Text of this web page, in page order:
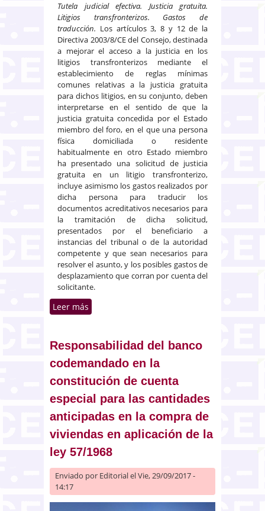
Tutela judicial efectiva. Justicia gratuita.
Litigios transfronterizos. Gastos de
traducción. Los artículos 3, 8 y 12 de la
Directiva 2003/8/CE del Consejo, destinada
a mejorar el acceso a la justicia en los
litigios transfronterizos mediante el
establecimiento de reglas mínimas
comunes relativas a la justicia gratuita
para dichos litigios, en su conjunto, deben
interpretarse en el sentido de que la
justicia gratuita concedida por el Estado
miembro del foro, en el que una persona
física domiciliada o residente
habitualmente en otro Estado miembro
ha presentado una solicitud de justicia
gratuita en un litigio transfronterizo,
incluye asimismo los gastos realizados por
dicha persona para traducir los
documentos acreditativos necesarios para
la tramitación de dicha solicitud,
presentados por el beneficiario a
instancias del tribunal o de la autoridad
competente y que sean necesarios para
resolver el asunto, y los posibles gastos de
desplazamiento que corran por cuenta del
solicitante.
Leer más
relación a los gastos de
traducción
Responsabilidad del banco
codemandado en la
constitución de cuenta
especial para las cantidades
anticipadas en la compra de
viviendas en aplicación de la
ley 57/1968
Enviado por Editorialel Vie, 29/09/2017 -
14:17